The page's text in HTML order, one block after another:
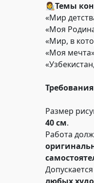
👩‍🎨Темы
«Мир
«Моя
«Мир, в
«Моя
Размер
40 см.
Работа